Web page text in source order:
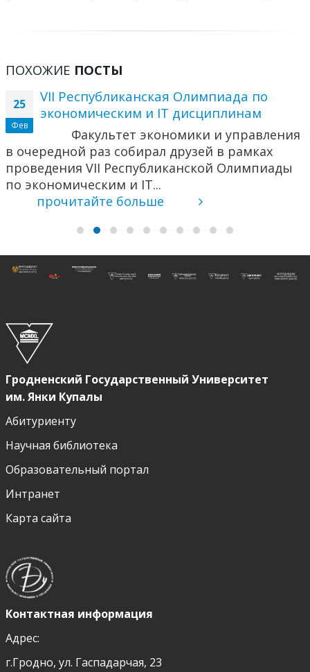
ПОХОЖИЕ ПОСТЫ
25
Фев
VII Республиканская Олимпиада по
экономическим и IT дисциплинам
Факультет экономики и управления
в очередной раз собирал друзей в рамках
проведения VII Республиканской Олимпиады
по экономическим и IT...
прочитайте больше
Гродненский Государственный Университет
им. Янки Купалы
Абитуриенту
Научная библиотека
Образовательный портал
Интранет
Карта сайта
Контактная информация
Адрес:
г.Гродно, ул. Гаспадарчая, 23